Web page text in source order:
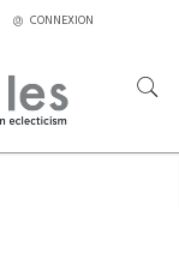
CONNEXION